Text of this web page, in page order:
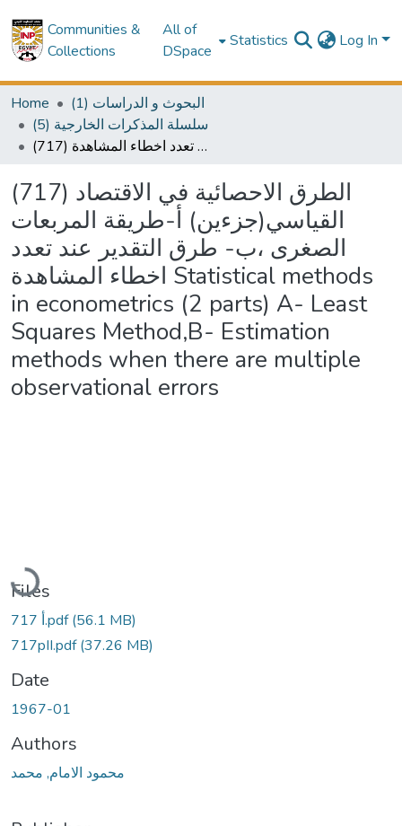
Communities &
Collections
All of
DSpace
Statistics Log In
Home
(1) البحوث و الدراسات
(5) سلسلة المذكرات الخارجية
(717) الطرق الاحصائية في الاقتصاد القياسي(جزءين) أ-طريقة المربعات الصغرى ،ب- طرق التقدير عند تعدد اخطاء المشاهدة Statistical methods in econometrics (2 parts) A- Least Squares Method,B- Estimation methods when there are multiple observational errors
(717) الطرق الاحصائية في الاقتصاد
القياسي(جزءين) أ-طريقة المربعات
الصغرى ،ب- طرق التقدير عند تعدد
اخطاء المشاهدة Statistical methods
in econometrics (2 parts) A- Least
Squares Method,B- Estimation
methods when there are multiple
observational errors
Loading...
Files
717 أ.pdf(56.1 MB)
717pII.pdf(37.26 MB)
Date
1967-01
Authors
محمود الامام, محمد